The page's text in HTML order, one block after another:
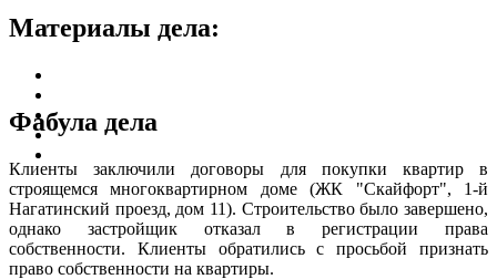
Материалы дела:
Фабула дела
Клиенты заключили договоры для покупки квартир в
строящемся многоквартирном доме (ЖК "Скайфорт", 1-й
Нагатинский проезд, дом 11). Строительство было завершено,
однако застройщик отказал в регистрации права
собственности. Клиенты обратились с просьбой признать
право собственности на квартиры.